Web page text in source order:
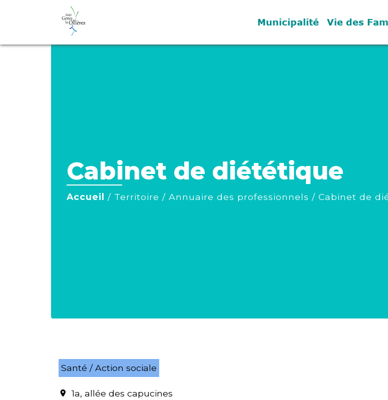
Municipalité Vie des
Cabinet de diététique
Accueil / Territoire / Annuaire des professionnels / Cabinet de
Santé / Action sociale
location_on
1a, allée des capucines